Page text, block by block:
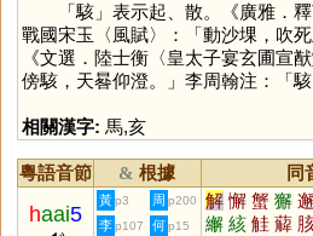
「駭」表示起、散。《廣雅．
戰國宋玉〈風賦〉：「動沙堁，吹
《文選．陸士衡〈皇太子宴玄圃宣
傍駭，天晷仰澄。」李周翰注：「
相關漢字: 馬,亥
粵語音節 & 根據 同
haai5
黃 p3 周 p200 解 懈 蟹 獬
繲 絯 觟 薢
李 p107 何 p15